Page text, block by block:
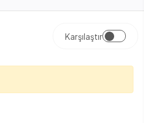
Karşılaştır